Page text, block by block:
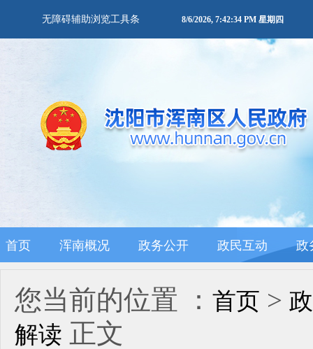
无障碍辅助浏览工具条 8/6/2026, 7:42:35 PM 星期四
首页 浑南概况 政务公开 政民互动 政
您当前的位置 ： 首页 >
解读 正文